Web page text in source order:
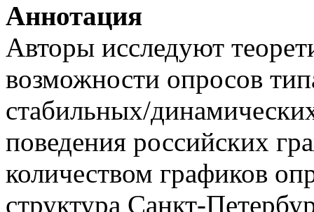
Аннотация
Авторы исследуют
возможности опросов
стабильных/
поведения российских
количеством графиков
структура Санкт-